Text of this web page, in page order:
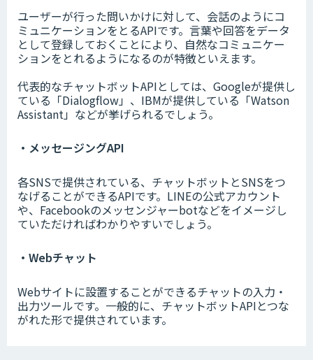
ユーザーが行った問いかけに対して、会話のようにコ
ミュニケーションをとるAPIです。言葉や回答をデータ
として登録しておくことにより、自然なコミュニケー
ションをとれるようになるのが特徴といえます。
代表的なチャットボットAPIとしては、Googleが提供し
ている「Dialogflow」、IBMが提供している「Watson
Assistant」などが挙げられるでしょう。
・メッセージングAPI
各SNSで提供されている、チャットボットとSNSをつ
なげることができるAPIです。LINEの公式アカウント
や、Facebookのメッセンジャーbotなどをイメージし
ていただければわかりやすいでしょう。
・Webチャット
Webサイトに設置することができるチャットの入力・
出力ツールです。一般的に、チャットボットAPIとつな
がれた形で提供されています。